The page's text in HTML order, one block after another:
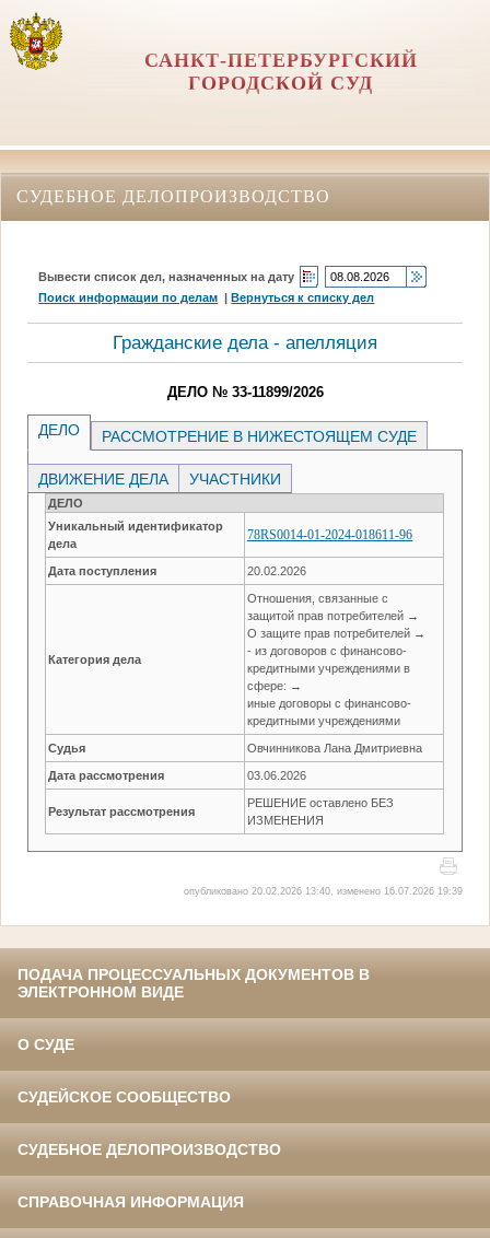
САНКТ-ПЕТЕРБУРГСКИЙ
ГОРОДСКОЙ СУД
СУДЕБНОЕ ДЕЛОПРОИЗВОДСТВО
Вывести список дел, назначенных на дату
Поиск информации по делам |Вернуться к списку дел
Гражданские дела - апелляция
ДЕЛО № 33-11899/2026
ДЕЛО РАССМОТРЕНИЕ В НИЖЕСТОЯЩЕМ СУДЕ
ДВИЖЕНИЕ ДЕЛА УЧАСТНИКИ
ДЕЛО
Уникальный идентификатор
дела
78RS0014-01-2024-018611-96
Дата поступления 20.02.2026
Категория дела
Отношения, связанные с
защитой прав потребителей →
О защите прав потребителей →
- из договоров с финансово-
кредитными учреждениями в
сфере: →
иные договоры с финансово-
кредитными учреждениями
Судья Овчинникова Лана Дмитриевна
Дата рассмотрения 03.06.2026
Результат рассмотрения
РЕШЕНИЕ оставлено БЕЗ
ИЗМЕНЕНИЯ
опубликовано 20.02.2026 13:40, изменено 16.07.2026 19:39
ПОДАЧА ПРОЦЕССУАЛЬНЫХ ДОКУМЕНТОВ В
ЭЛЕКТРОННОМ ВИДЕ
О СУДЕ
СУДЕЙСКОЕ СООБЩЕСТВО
СУДЕБНОЕ ДЕЛОПРОИЗВОДСТВО
СПРАВОЧНАЯ ИНФОРМАЦИЯ